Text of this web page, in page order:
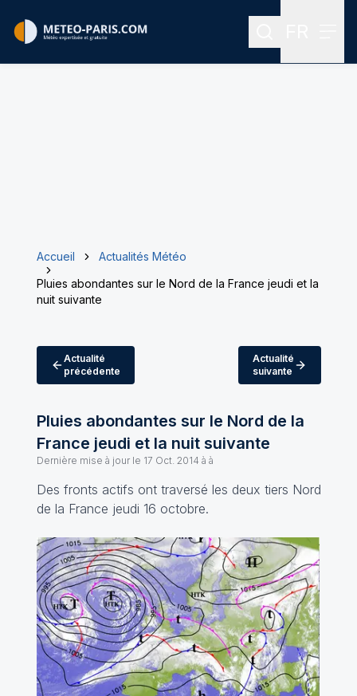
Rechercher
Accueil
Actualités Météo
Pluies abondantes sur le Nord de la France jeudi et la
nuit suivante
Actualité
précédente
Actualité
suivante
Pluies abondantes sur le Nord de la
France jeudi et la nuit suivante
Dernière mise à jour le 17 Oct. 2014 à à
Des fronts actifs ont traversé les deux tiers Nord
de la France jeudi 16 octobre.